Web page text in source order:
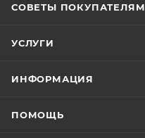
СОВЕТЫ ПОКУПАТЕЛЯМ
УСЛУГИ
ИНФОРМАЦИЯ
ПОМОЩЬ